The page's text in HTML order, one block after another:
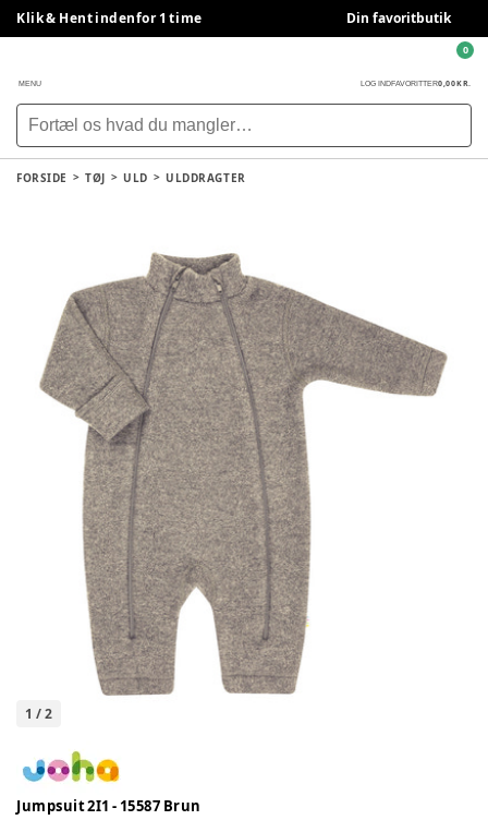
Klik & Hent indenfor 1 time Din favoritbutik
MENU LOG INDFAVORITTER0,00 KR.
0
FORSIDE TØJ ULD ULDDRAGTER
1 /2
Jumpsuit 2I1 - 15587 Brun